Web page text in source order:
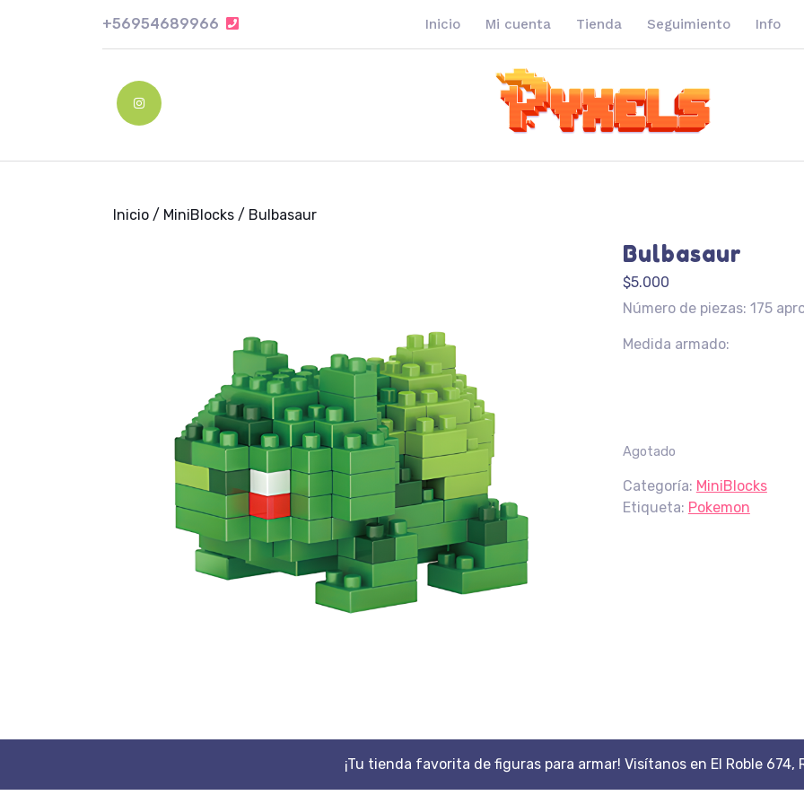
+56954689966 +56954689966 Inicio Mi cuenta Tienda Seguimiento Info
Instagram
Inicio / MiniBlocks / Bulbasaur
Bulbasaur
$5.000
Número de piezas: 175
Medida armado:
Agotado
Categoría: MiniBlocks
Etiqueta: Pokemon
¡Tu tienda favorita de figuras para armar! Visítanos en El Roble 674,